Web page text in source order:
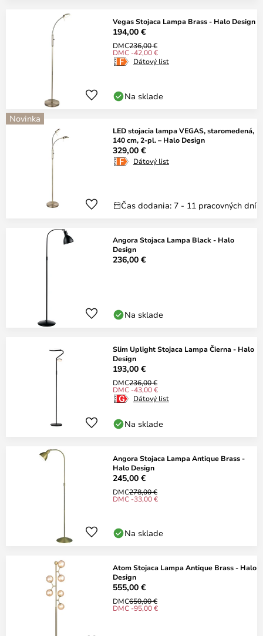
Vegas Stojaca Lampa Brass - Halo Design
194,00 €
DMC236,00 €
DMC -42,00 €
Dátový list
Na sklade
Novinka
LED stojacia lampa VEGAS, staromedená,
140 cm, 2-pl. – Halo Design
329,00 €
Dátový list
Čas dodania: 7 - 11 pracovných dní
Angora Stojaca Lampa Black - Halo
Design
236,00 €
Na sklade
Slim Uplight Stojaca Lampa Čierna - Halo
Design
193,00 €
DMC236,00 €
DMC -43,00 €
Dátový list
Na sklade
Angora Stojaca Lampa Antique Brass -
Halo Design
245,00 €
DMC278,00 €
DMC -33,00 €
Na sklade
Atom Stojaca Lampa Antique Brass - Halo
Design
555,00 €
DMC650,00 €
DMC -95,00 €